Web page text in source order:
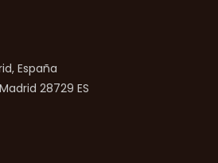
España
28729 ES